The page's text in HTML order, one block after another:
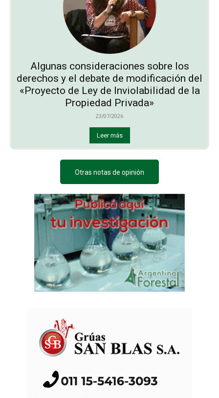
Algunas consideraciones sobre los
derechos y el debate de modificación del
«Proyecto de Ley de Inviolabilidad de la
Propiedad Privada»
23/07/2026
Leer más
Otras notas de opinión